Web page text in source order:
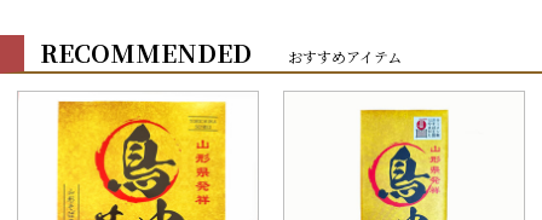
RECOMMENDED おすすめアイテム